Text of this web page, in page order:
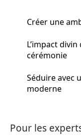
Créer une
L’impact
cérémonie
Séduire avec
moderne
Pour les